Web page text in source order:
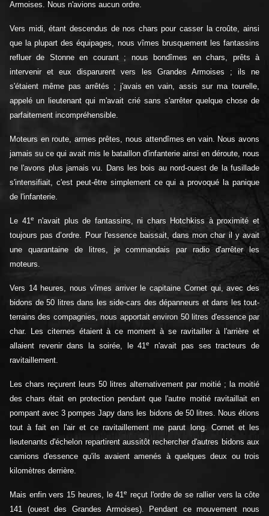
Armoises. Nous n'avions aucun ordre.
Vers midi, étant descendus de nos chars pour casser la croûte, ainsi
que la plupart des équipages, nous vîmes brusquement les fantassins
refluer de Stonne en courant ; nous bondîmes en chars, prêts à
intervenir et eux disparurent vers les Grandes Armoises ; ils ne
s'étaient même pas arrêtés ; j'avais en vain, assis sur ma tourelle,
appelé un lieutenant qui m'avait crié sans s'arrêter quelque chose de
parfaitement incompréhensible.
Moteurs en route, armes prêtes, nous attendîmes en vain. Nous avons
jamais su ce qui avait mis le bataillon d'infanterie ainsi en déroute, nous
ne l'avons plus jamais vu. Dans les bois au nord-ouest de la fusillade
s'intensifiait, c'est peut-être simplement ce qui a provoqué la panique
de l'infanterie.
Le 41e
n'avait plus de fantassins, ni chars Hotchkiss à proximité et
toujours pas d’ordre. Pour l'essence baissait, dans mon char il y avait
une quarantaine de litres, je commandais par radio d'arrêter les
moteurs.
Vers 14 heures, nous vîmes arriver le capitaine Cornet qui, avec des
bidons de 50 litres dans les side-cars des dépanneurs et dans les tout-
terrains des compagnies, nous apportait environ 50 litres d'essence par
char. Les citernes étaient à ce moment à se ravitailler à l'arrière et
allaient revenir dans la soirée, le 41e
n'avait pas ses tracteurs de
ravitaillement.
Les chars reçurent leurs 50 litres alternativement par moitié ; la moitié
des chars était en protection pendant que l'autre moitié ravitaillait en
pompant avec 3 pompes Japy dans les bidons de 50 litres. Nous étions
tout à fait en l'air et ce ravitaillement me parut long. Cornet et les
lieutenants d'échelon repartirent aussitôt rechercher d'autres bidons aux
camions d'essence qu'ils avaient amenés à quelques deux ou trois
kilomètres derrière.
Mais enfin vers 15 heures, le 41e reçut l'ordre de se rallier vers la côte
141 (ouest des Grandes Armoises). Pendant ce mouvement nous